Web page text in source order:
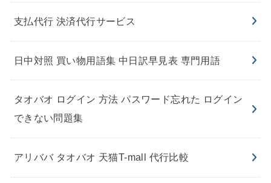
支払代行 決済代行サービス
日中対照 買い物用語集 中日訳早見表 専門用語
タオバオ ログイン 方法 パスワード忘れた ログイン
できない問題集
アリババ タオバオ 天猫T-mall 代行比較